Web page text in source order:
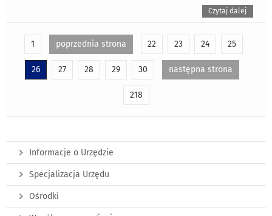
Czytaj dalej
1 poprzednia strona 22 23 24 25
26 27 28 29 30 następna strona
218
Informacje o Urzędzie
Specjalizacja Urzędu
Ośrodki